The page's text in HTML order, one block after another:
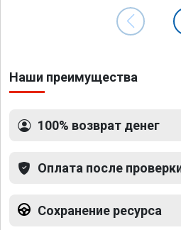
Наши преимущества
100% возврат денег
Оплата после
Сохранение ресурса